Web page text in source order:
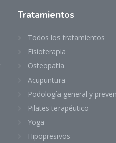
.
Tratamientos
Todos los tratamientos
Fisioterapia
Osteopatía
Acupuntura
Podología general y
Pilates terapéutico
Yoga
Hipopresivos